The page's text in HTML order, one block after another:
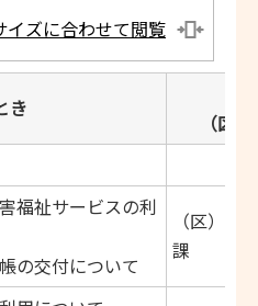
イズに合わせて閲覧
き
（区
福祉サービスの利
の交付について
（区）3
課